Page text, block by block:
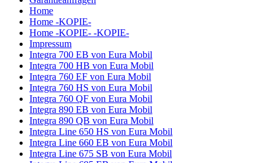
Home
Home -KOPIE-
Home -KOPIE- -KOPIE-
Impressum
Integra 700 EB von Eura Mobil
Integra 700 HB von Eura Mobil
Integra 760 EF von Eura Mobil
Integra 760 HS von Eura Mobil
Integra 760 QF von Eura Mobil
Integra 890 EB von Eura Mobil
Integra 890 QB von Eura Mobil
Integra Line 650 HS von Eura Mobil
Integra Line 660 EB von Eura Mobil
Integra Line 675 SB von Eura Mobil